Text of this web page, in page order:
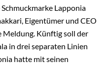
Lapponia
Eigentümer und CEO
Meldung. Künftig soll der
in drei separaten Linien
hatte mit seinen